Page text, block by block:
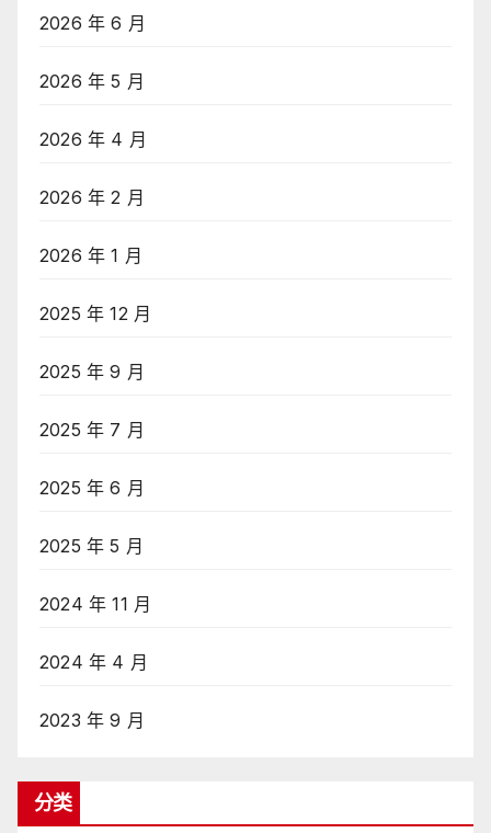
2026 年 6 月
2026 年 5 月
2026 年 4 月
2026 年 2 月
2026 年 1 月
2025 年 12 月
2025 年 9 月
2025 年 7 月
2025 年 6 月
2025 年 5 月
2024 年 11 月
2024 年 4 月
2023 年 9 月
分类